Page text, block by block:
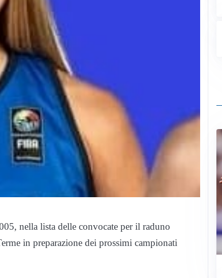
nella lista delle convocate per il raduno
in preparazione dei prossimi campionati